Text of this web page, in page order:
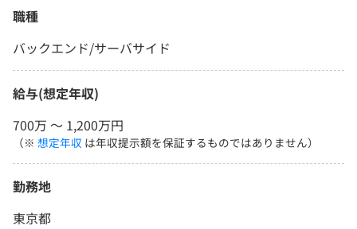
職種
バックエンド/サーバサイド
給与(想定年収)
700万 〜 1,200万円
（※ 想定年収 は年収提示額を保証するものではありません）
勤務地
東京都